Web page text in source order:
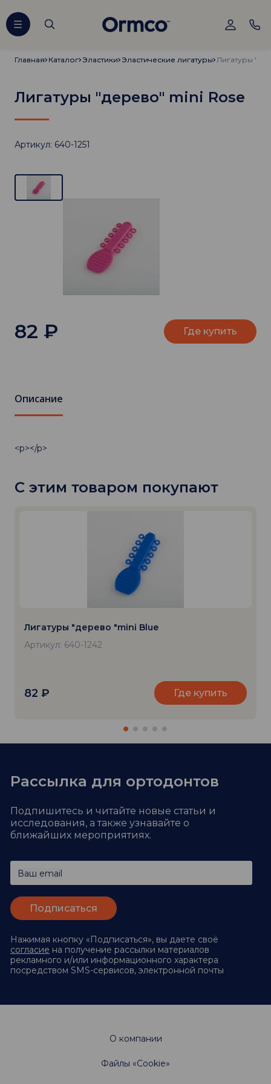
Главная
Главная Каталог
Каталог Эластики
Эластики Эластические лигатуры
Эластические лигатуры Лигатуры
Лигатуры "дерево" mini Rose
Артикул: 640-1251
82 ₽ Где купить
Описание
<p></p>
С этим товаром покупают
Лигатуры "дерево "mini Blue
Артикул: 640-1242
82 ₽ Где купить
Рассылка для ортодонтов
Подпишитесь и читайте новые статьи и
исследования, а также узнавайте о
ближайших мероприятиях.
Ваш email
Нажимая кнопку «Подписаться», вы даете своё
согласие на получение рассылки материалов
рекламного и/или информационного характера
посредством SMS-сервисов, электронной почты
О компании
Файлы «Cookie»